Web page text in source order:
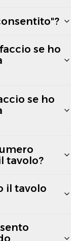
se ho
se ho
tavolo?
il tavolo